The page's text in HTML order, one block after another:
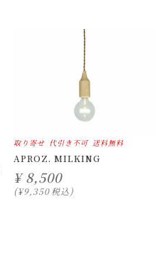
取り寄せ 代引き不可 送料無料
APROZ. MILKING
¥ 8,500
¥9,350税込